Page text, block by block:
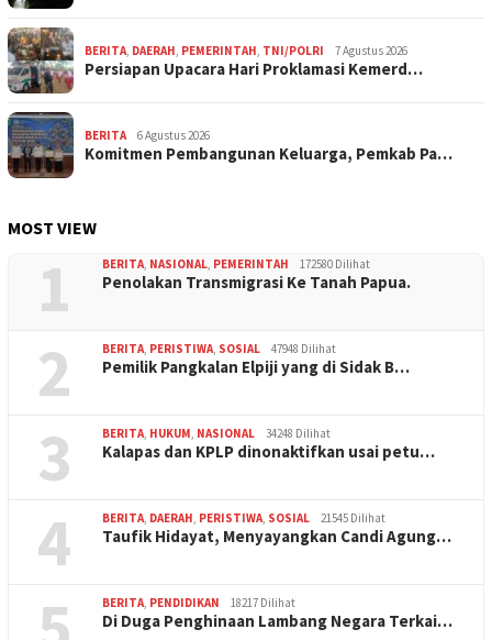
BERITA DAERAH PEMERINTAH TNI/POLRI 7 Agustus 2026
Persiapan Upacara Hari Proklamasi Kemerd…
BERITA 6 Agustus 2026
Komitmen Pembangunan Keluarga, Pemkab Pa…
MOST VIEW
1 BERITA NASIONAL PEMERINTAH 172580 Dilihat
Penolakan Transmigrasi Ke Tanah Papua.
2 BERITA PERISTIWA SOSIAL 47948 Dilihat
Pemilik Pangkalan Elpiji yang di Sidak B…
3 BERITA HUKUM NASIONAL 34248 Dilihat
Kalapas dan KPLP dinonaktifkan usai petu…
4 BERITA DAERAH PERISTIWA SOSIAL 21545 Dilihat
Taufik Hidayat, Menyayangkan Candi Agung…
BERITA PENDIDIKAN 18217 Dilihat
Di Duga Penghinaan Lambang Negara Terkai…